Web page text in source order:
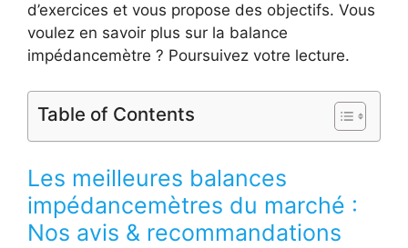
d’exercices et vous propose des objectifs. Vous
voulez en savoir plus sur la balance
impédancemètre ? Poursuivez votre lecture.
Table of Contents
Les meilleures balances
impédancemètres du marché :
Nos avis & recommandations